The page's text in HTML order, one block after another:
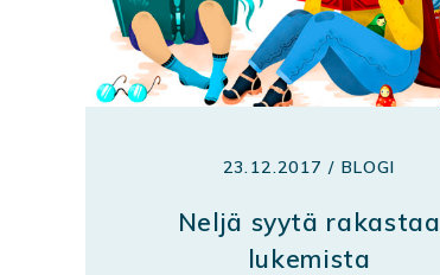
23.12.2017 / BLOGI
Neljä syytä rakastaa
lukemista